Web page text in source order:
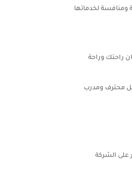
ومنافسة لخدماتها
راحتك وراحة
محترف ومدرب
على الشركة